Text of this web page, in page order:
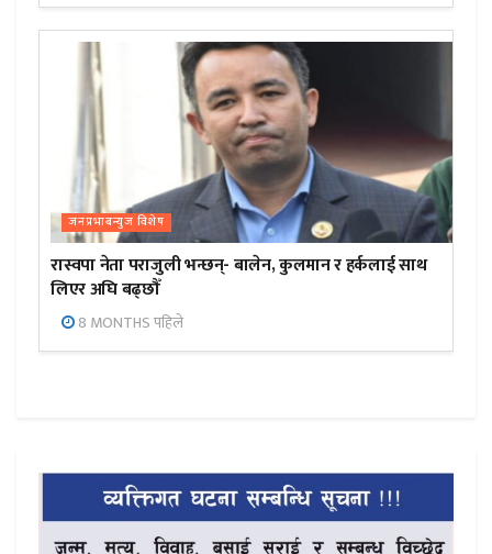
जनप्रभाबन्युज विशेष
रास्वपा नेता पराजुली भन्छन्- बालेन, कुलमान र हर्कलाई साथ
लिएर अघि बढ्छौँ
8 MONTHS पहिले